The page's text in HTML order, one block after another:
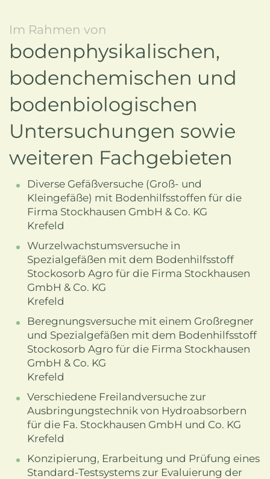
Im Rahmen von
bodenphysikalischen,
bodenchemischen und
bodenbiologischen
Untersuchungen sowie
weiteren Fachgebieten
Diverse Gefäßversuche (Groß- und
Kleingefäße) mit Bodenhilfsstoffen für die
Firma Stockhausen GmbH & Co. KG
Krefeld
Wurzelwachstumsversuche in
Spezialgefäßen mit dem Bodenhilfsstoff
Stockosorb Agro für die Firma Stockhausen
GmbH & Co. KG
Krefeld
Beregnungsversuche mit einem Großregner
und Spezialgefäßen mit dem Bodenhilfsstoff
Stockosorb Agro für die Firma Stockhausen
GmbH & Co. KG
Krefeld
Verschiedene Freilandversuche zur
Ausbringungstechnik von Hydroabsorbern
für die Fa. Stockhausen GmbH und Co. KG
Krefeld
Konzipierung, Erarbeitung und Prüfung eines
Standard-Testsystems zur Evaluierung der